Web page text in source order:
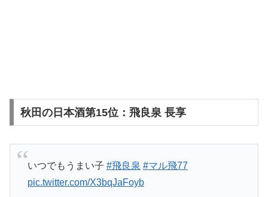
秋田の日本酒第15位：飛良泉 長享
いつでもうまい子 #飛良泉 #マル飛77
pic.twitter.com/X3bqJaFoyb